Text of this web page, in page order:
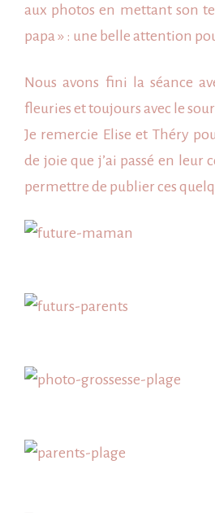
aux photos en mettant son
papa » : une belle attention
Nous avons fini la séance
fleuries et toujours avec le
Je remercie Elise et Théry
de joie que j’ai passé en leur
permettre de publier ces